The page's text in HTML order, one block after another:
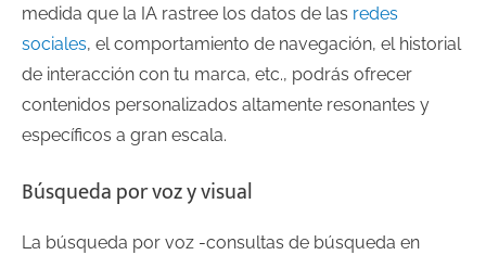
medida que la IA rastree los datos de las redes
sociales, el comportamiento de navegación, el historial
de interacción con tu marca, etc., podrás ofrecer
contenidos personalizados altamente resonantes y
específicos a gran escala.
Búsqueda por voz y visual
La búsqueda por voz -consultas de búsqueda en